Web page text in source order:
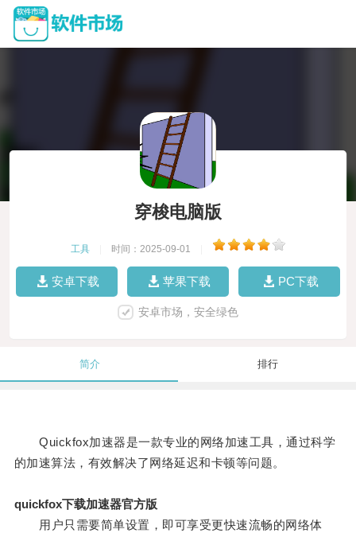
穿梭电脑版
工具 时间：2025-09-01
安卓下载 苹果下载 PC下载
安卓市场，安全绿色
简介 排行
Quickfox加速器是一款专业的网络加速工具，通过科学
的加速算法，有效解决了网络延迟和卡顿等问题。
quickfox下载加速器官方版
用户只需要简单设置，即可享受更快速流畅的网络体